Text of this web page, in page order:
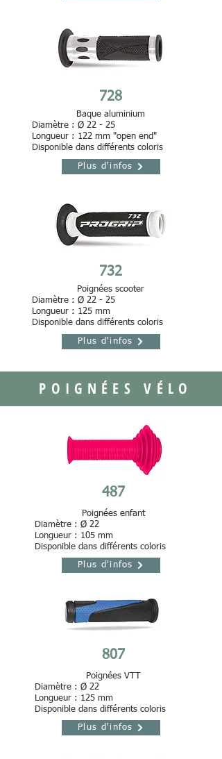
728
Baque aluminium
Diamètre : Ø 22 - 25
Longueur : 122 mm "open end"
Disponible dans différents coloris
Plus d'infos
732
Poignées scooter
Diamètre : Ø 22 - 25
Longueur : 125 mm
Disponible dans différents coloris
Plus d'infos
POIGNÉES VÉLO
487
Poignées enfant
Diamètre : Ø 22
Longueur : 105 mm
Disponible dans différents coloris
Plus d'infos
807
Poignées VTT
Diamètre : Ø 22
Longueur : 125 mm
Disponible dans différents coloris
Plus d'infos